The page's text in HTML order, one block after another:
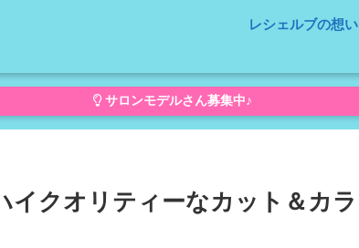
レシェルブの想い
サロンモデルさん募集中♪
イクオリティーなカット＆カラ